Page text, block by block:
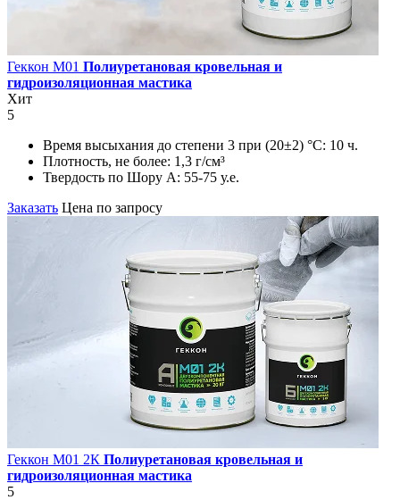
Геккон М01 Полиуретановая кровельная и
гидроизоляционная мастика
Хит
5
Время высыхания до степени 3 при (20±2) °С: 10 ч.
Плотность, не более: 1,3 г/см³
Твердость по Шору А: 55-75 у.е.
Заказать Цена по запросу
Геккон М01 2К Полиуретановая кровельная и
гидроизоляционная мастика
5